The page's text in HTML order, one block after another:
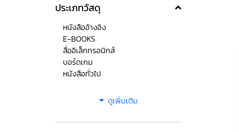
ประเภทวัสดุ
หนังสืออ้างอิง
E-BOOKS
สื่ออิเล็กทรอนิกส์
บอร์ดเกม
หนังสือทั่วไป
ดูเพิ่มเติม